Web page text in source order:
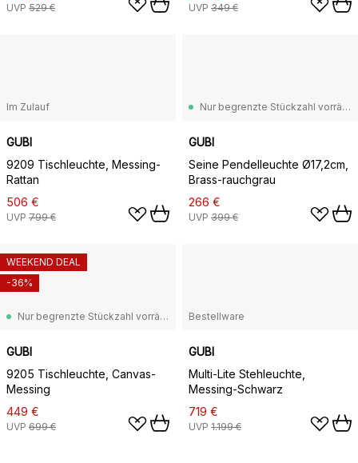
UVP 529 € UVP 349 €
Im Zulauf
GUBI
9209 Tischleuchte, Messing-
Rattan
506 €
UVP 799 €
Nur begrenzte Stückzahl vorrätig
GUBI
Seine Pendelleuchte Ø17,2cm,
Brass-rauchgrau
266 €
UVP 399 €
Nur begrenzte Stückzahl vorrätig
GUBI
9205 Tischleuchte, Canvas-
Messing
449 €
UVP 699 €
WEEKEND DEAL
-36%
Bestellware
GUBI
Multi-Lite Stehleuchte,
Messing-Schwarz
719 €
UVP 1.199 €